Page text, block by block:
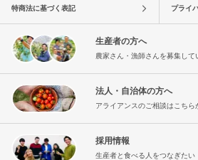
特商法に基づく表記 プライ
生産者の方へ
農家さん・漁師さんを募集して
法人・自治体の方へ
アライアンスのご相談はこちら
採用情報
生産者と食べる人をつなぎたい